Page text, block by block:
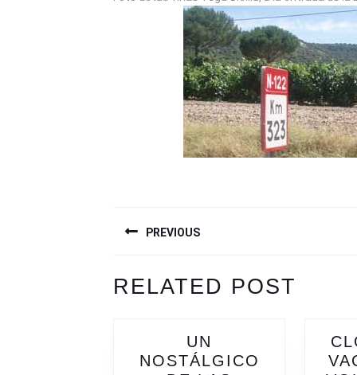
DE
ENTRADAS
PREVIOUS
post:
RELATED POST
UN
NOSTÁLGICO